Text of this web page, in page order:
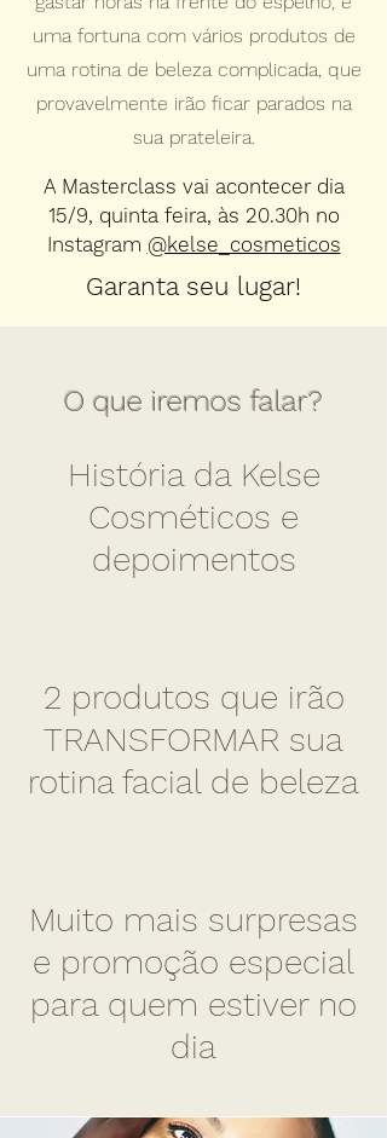
uma fortuna com vários produtos de
uma rotina de beleza complicada, que
provavelmente irão ficar parados na
sua prateleira.
A Masterclass vai acontecer dia
15/9, quinta feira, às 20.30h no
Instagram @kelse_cosmeticos
Garanta seu lugar!
O que iremos falar?
História da Kelse
Cosméticos e
depoimentos
2 produtos que irão
TRANSFORMAR sua
rotina facial de beleza
Muito mais surpresas
e promoção especial
para quem estiver no
dia